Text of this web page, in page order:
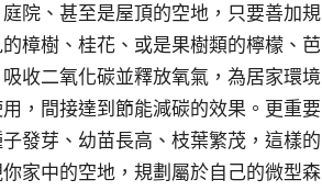
院、甚至是屋頂的空地，只要善加規
樟樹、桂花、或是果樹類的檸檬、芭
收二氧化碳並釋放氧氣，為居家環境
，間接達到節能減碳的效果。更重要
發芽、幼苗長高、枝葉繁茂，這樣的
家中的空地，規劃屬於自己的微型森